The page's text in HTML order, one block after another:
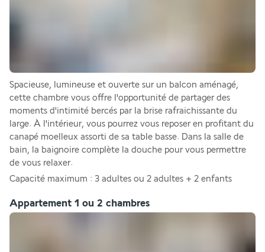
Spacieuse, lumineuse et ouverte sur un balcon aménagé,
cette chambre vous offre l'opportunité de partager des
moments d'intimité bercés par la brise rafraichissante du
large. À l'intérieur, vous pourrez vous reposer en profitant du
canapé moelleux assorti de sa table basse. Dans la salle de
bain, la baignoire complète la douche pour vous permettre
de vous relaxer.
Capacité maximum : 3 adultes ou 2 adultes + 2 enfants
Appartement 1 ou 2 chambres